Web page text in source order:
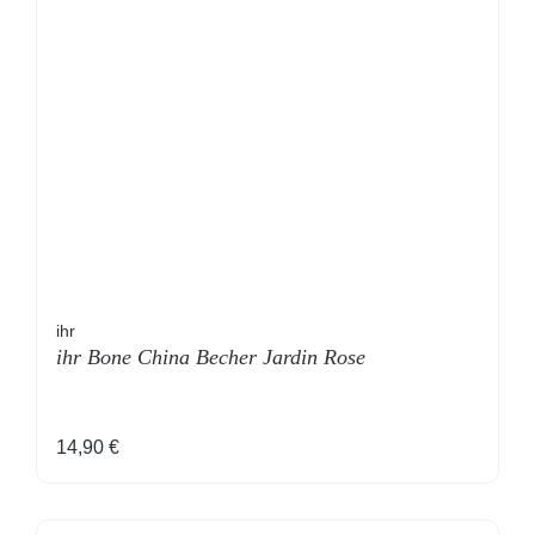
ihr
ihr Bone China Becher Jardin Rose
Regulärer Preis:
14,90 €